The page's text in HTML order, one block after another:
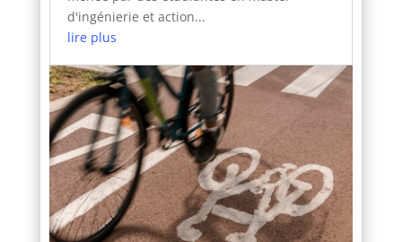
d'ingénierie et action...
lire plus